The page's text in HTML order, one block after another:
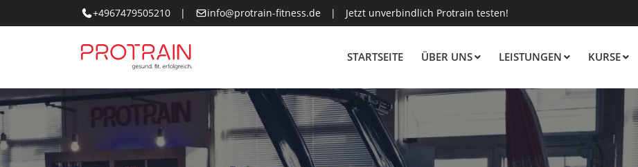
to
+4967479505210 | info@protrain-fitness.de | Jetzt unverbindlich Protrain testen!
STARTSEITE ÜBER UNS LEISTUNGEN KURSE